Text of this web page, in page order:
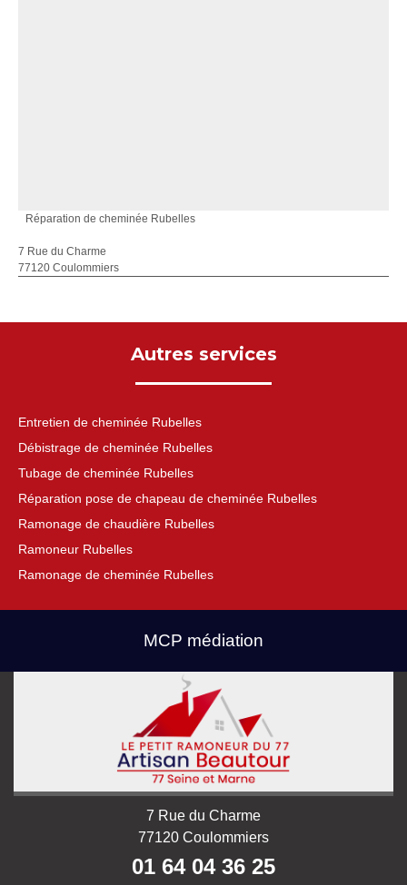
Réparation de cheminée Rubelles
7 Rue du Charme
77120 Coulommiers
Autres services
Entretien de cheminée Rubelles
Débistrage de cheminée Rubelles
Tubage de cheminée Rubelles
Réparation pose de chapeau de cheminée Rubelles
Ramonage de chaudière Rubelles
Ramoneur Rubelles
Ramonage de cheminée Rubelles
MCP médiation
7 Rue du Charme
77120 Coulommiers
01 64 04 36 25